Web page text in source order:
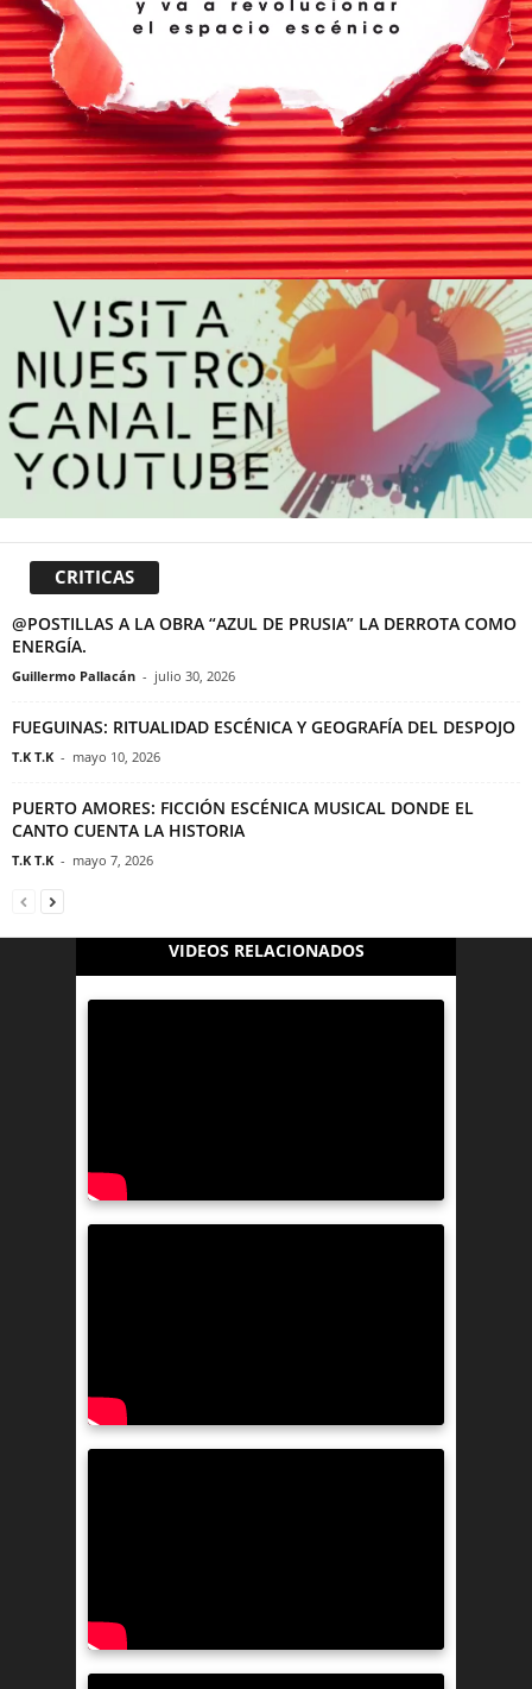
CRITICAS
@POSTILLAS A LA OBRA “AZUL DE PRUSIA” LA DERROTA COMO
ENERGÍA.
Guillermo Pallacán - julio 30, 2026
FUEGUINAS: RITUALIDAD ESCÉNICA Y GEOGRAFÍA DEL DESPOJO
T.K T.K - mayo 10, 2026
PUERTO AMORES: FICCIÓN ESCÉNICA MUSICAL DONDE EL
CANTO CUENTA LA HISTORIA
T.K T.K - mayo 7, 2026
VIDEOS RELACIONADOS